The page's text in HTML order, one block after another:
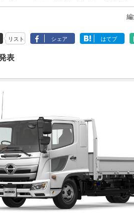
リスト シェア はてブ
表